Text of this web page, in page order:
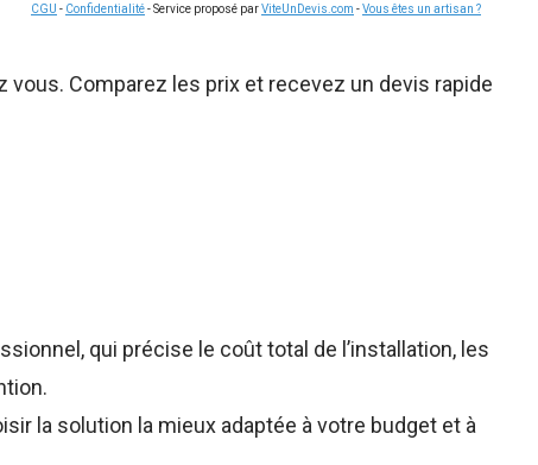
CGU - Confidentialité- Service proposé parViteUnDevis.com -Vous êtes un artisan ?
Comparez les prix et recevez un devis rapide
qui précise le coût total de l’installation, les
la solution la mieux adaptée à votre budget et à